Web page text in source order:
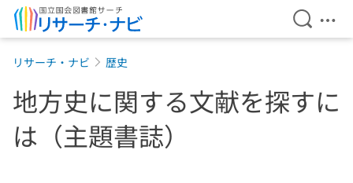
検索を
メ
リサーチ・ナビ 歴史
地方史に関する文献を探すに
は（主題書誌）